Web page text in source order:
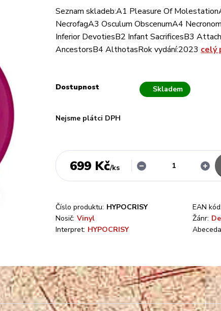
Seznam skladeb:A1 Pleasure Of
NecrofagA3 Osculum ObscenumA4
Inferior DevotiesB2 Infant SacrificesB3
AncestorsB4 AlthotasRok vydání:2023 celý
Dostupnost Skladem
Nejsme plátci DPH
699 Kč/ks
Číslo produktu: HYPOCRISY EAN kód:
Nosič: Vinyl Žánr:
Interpret: HYPOCRISY